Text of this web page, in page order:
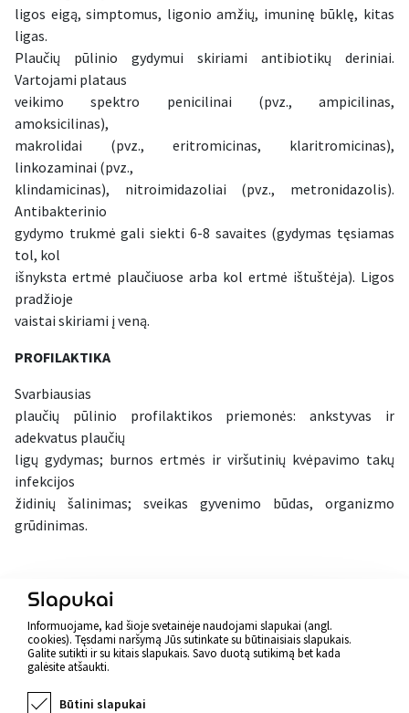
ligos eigą, simptomus, ligonio amžių, imuninę būklę, kitas
ligas.
Plaučių pūlinio gydymui skiriami antibiotikų deriniai.
Vartojami plataus
veikimo spektro penicilinai (pvz., ampicilinas,
amoksicilinas),
makrolidai (pvz., eritromicinas, klaritromicinas),
linkozaminai (pvz.,
klindamicinas), nitroimidazoliai (pvz., metronidazolis).
Antibakterinio
gydymo trukmė gali siekti 6-8 savaites (gydymas tęsiamas
tol, kol
išnyksta ertmė plaučiuose arba kol ertmė ištuštėja). Ligos
pradžioje
vaistai skiriami į veną.
PROFILAKTIKA
Svarbiausias
plaučių pūlinio profilaktikos priemonės: ankstyvas ir
adekvatus plaučių
ligų gydymas; burnos ertmės ir viršutinių kvėpavimo takų
infekcijos
židinių šalinimas; sveikas gyvenimo būdas, organizmo
grūdinimas.
Atgal
Slapukai
Informuojame, kad šioje svetainėje naudojami slapukai (angl.
cookies). Tęsdami naršymą Jūs sutinkate su būtinaisiais slapukais.
Galite sutikti ir su kitais slapukais. Savo duotą sutikimą bet kada
galėsite atšaukti.
Būtini slapukai